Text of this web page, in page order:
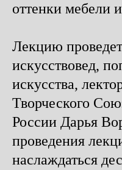
оттенки мебели
Лекцию
искусствовед,
искусства,
Творческого
России Дарья
проведения
наслаждаться